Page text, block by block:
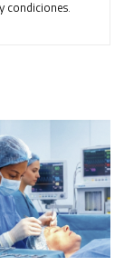
condiciones.